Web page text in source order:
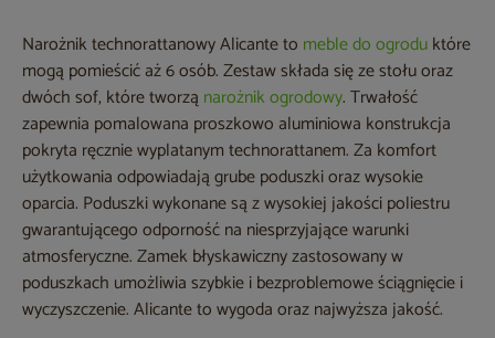
Narożnik technorattanowy Alicante to meble do ogroduktóre
mogą pomieścić aż 6 osób. Zestaw składa się ze stołu oraz
dwóch sof, które tworząnarożnik ogrodowy. Trwałość
zapewnia pomalowana proszkowo aluminiowa konstrukcja
pokryta ręcznie wyplatanym technorattanem. Za komfort
użytkowania odpowiadają grube poduszki oraz wysokie
oparcia. Poduszki wykonane są z wysokiej jakości poliestru
gwarantującego odporność na niesprzyjające warunki
atmosferyczne. Zamek błyskawiczny zastosowany w
poduszkach umożliwia szybkie i bezproblemowe ściągnięcie i
wyczyszczenie. Alicante to wygoda oraz najwyższa jakość.